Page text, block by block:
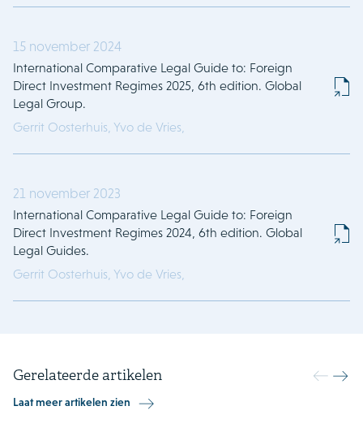
15 november 2024
International Comparative Legal Guide to: Foreign
Direct Investment Regimes 2025, 6th edition. Global
Legal Group.
Gerrit Oosterhuis, Yvo de Vries,
21 november 2023
International Comparative Legal Guide to: Foreign
Direct Investment Regimes 2024, 6th edition. Global
Legal Guides.
Gerrit Oosterhuis, Yvo de Vries,
Gerelateerde artikelen
Laat meer artikelen zien